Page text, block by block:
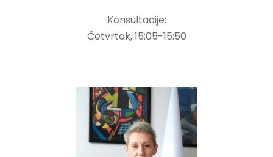
Konsultacije:
Četvrtak, 15:05-15:50